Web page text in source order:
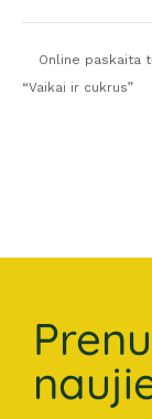
Online paskaita
“Vaikai ir cukrus”